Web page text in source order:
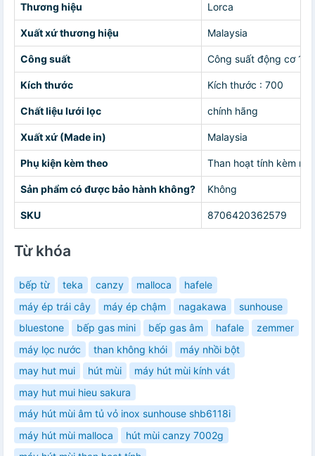
Thương hiệu Lorca
Xuất xứ thương hiệu Malaysia
Công suất Công suất động cơ
Kích thước Kích thước : 700
Chất liệu lưới lọc chính hãng
Xuất xứ (Made in) Malaysia
Phụ kiện kèm theo Than hoạt tính kèm
Sản phẩm có được bảo hành không? Không
SKU 8706420362579
Từ khóa
bếp từ teka canzy malloca
hafele
máy ép trái cây
máy ép chậm nagakawa
sunhouse
bluestone
bếp gas mini bếp gas âm hafale
zemmer
máy lọc nước
than không khói
máy nhồi bột
may hut mui
hút mùi
máy hút mùi kính vát
may hut mui hieu sakura
máy hút mùi âm tủ vỏ inox sunhouse shb6118i
máy hút mùi malloca
hút mùi canzy 7002g